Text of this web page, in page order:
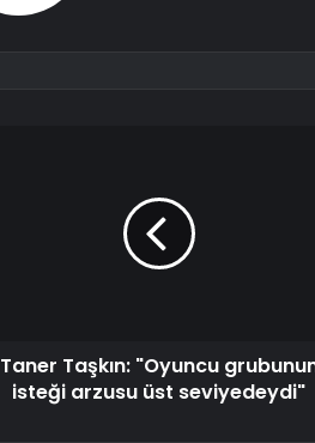
Taner Taşkın: "Oyuncu
isteği arzusu üst seviyedeydi"